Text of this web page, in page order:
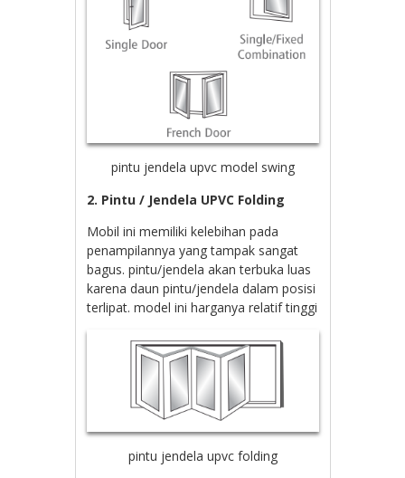
pintu jendela upvc model swing
2. Pintu / Jendela UPVC Folding
Mobil ini memiliki kelebihan pada
penampilannya yang tampak sangat
bagus. pintu/jendela akan terbuka luas
karena daun pintu/jendela dalam posisi
terlipat. model ini harganya relatif tinggi
pintu jendela upvc folding